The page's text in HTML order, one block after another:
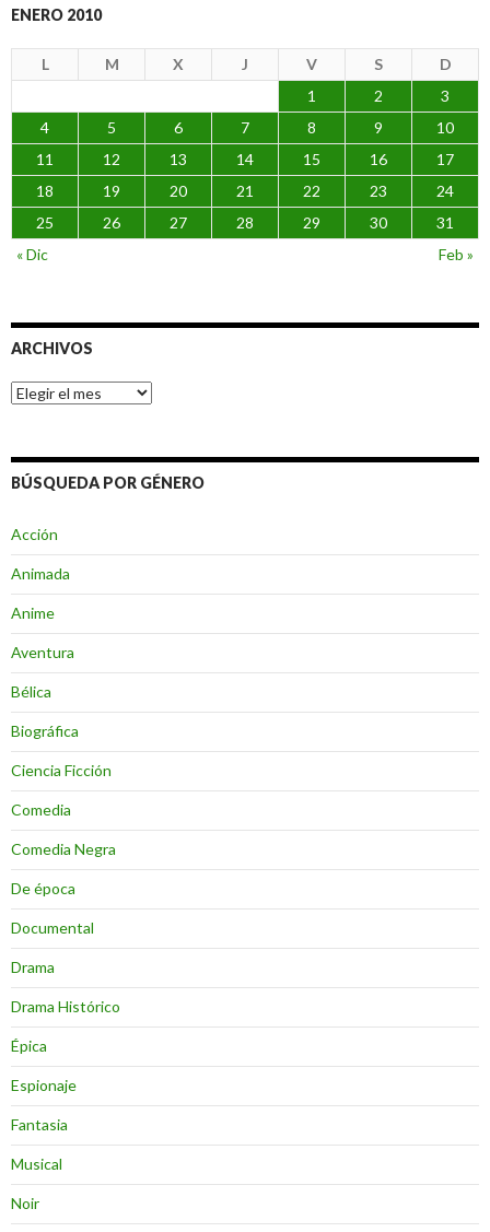
ENERO 2010
L M X J V S
D
1
2
3
4
5 6 7 8 9
10
11
12 13 14 15 16
17
18
19 20 21 22 23
24
25
26 27 28 29 30
31
« Dic
Feb »
ARCHIVOS
Archivos
BÚSQUEDA POR GÉNERO
Acción
Animada
Anime
Aventura
Bélica
Biográfica
Ciencia Ficción
Comedia
Comedia Negra
De época
Documental
Drama
Drama Histórico
Épica
Espionaje
Fantasia
Musical
Noir